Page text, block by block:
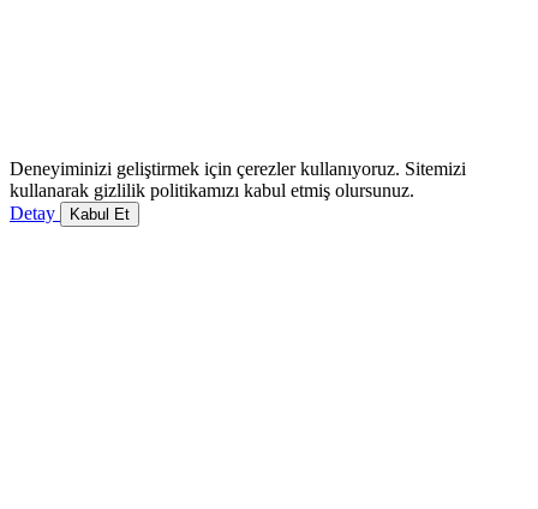
Deneyiminizi geliştirmek için çerezler kullanıyoruz. Sitemizi
kullanarak gizlilik politikamızı kabul etmiş olursunuz.
Detay
Kabul Et